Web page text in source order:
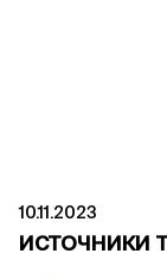
10.11.2023
ИСТОЧНИКИ